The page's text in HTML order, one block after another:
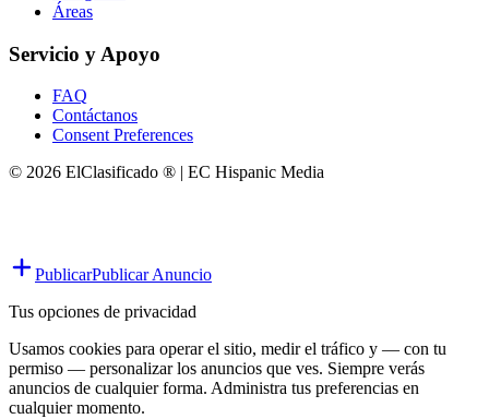
Áreas
Servicio y Apoyo
FAQ
Contáctanos
Consent Preferences
© 2026 ElClasificado ® | EC Hispanic Media
PublicarPublicar Anuncio
Tus opciones de privacidad
Usamos cookies para operar el sitio, medir el tráfico y — con tu
permiso — personalizar los anuncios que ves. Siempre verás
anuncios de cualquier forma. Administra tus preferencias en
cualquier momento.